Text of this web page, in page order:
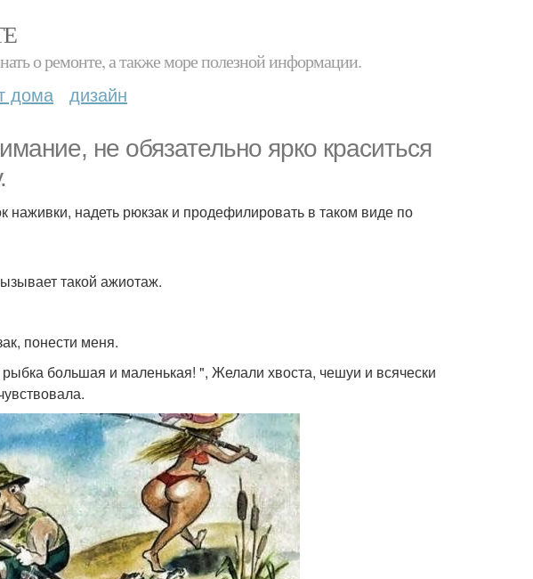
о ремонте, а также море полезной информации.
дома дизайн
не обязательно ярко краситься
наживки, надеть рюкзак и продефилировать в таком виде по
такой ажиотаж.
понести меня.
большая и маленькая! ", Желали хвоста, чешуи и всячески